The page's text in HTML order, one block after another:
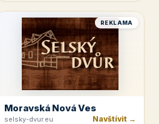
REKLAMA
Moravská Nová Ves
selsky-dvur.eu Navštívit →